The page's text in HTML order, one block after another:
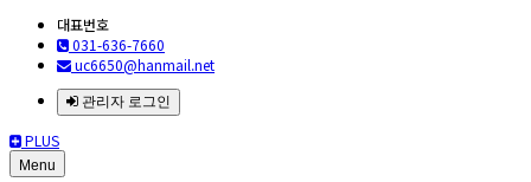
대표번호
031-636-7660
uc6650@hanmail.net
관리자 로그인
PLUS
Menu